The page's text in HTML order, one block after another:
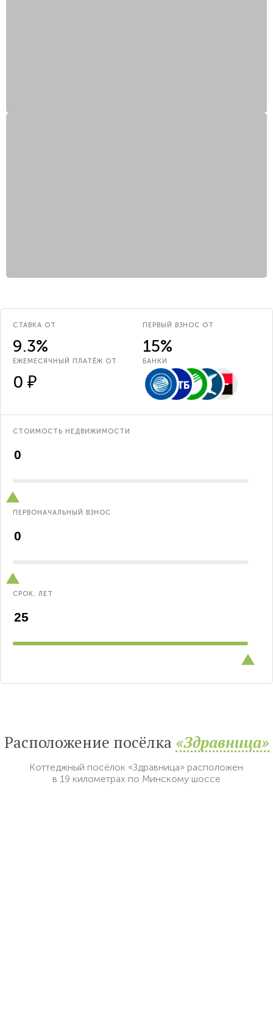
СТАВКА ОТ
9.3%
ПЕРВЫЙ ВЗНОС ОТ
15%
ЕЖЕМЕСЯЧНЫЙ ПЛАТЁЖ ОТ
0 ₽
БАНКИ
СТОИМОСТЬ НЕДВИЖИМОСТИ
ПЕРВОНАЧАЛЬНЫЙ ВЗНОС
СРОК, ЛЕТ
Расположение посёлка «Здравница»
Коттеджный посёлок «Здравница» расположен
в 19 километрах по Минскому шоссе